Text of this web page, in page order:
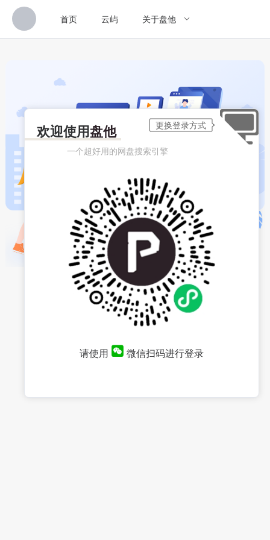
首页 云屿 关于盘他
欢迎使用盘他
一个超好用的网盘搜索引擎
请使用 微信扫码进行登录